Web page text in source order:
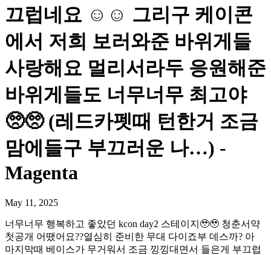
끄럽네요 ☺️☺️ 그리구 케이콘
에서 저희 보러와준 바위게들
사랑해요 멀리서라두 응원해준
바위게들도 너무너무 최고야
🥺🥺 (레드카펫때 턴한거 조금
맘에들구 부끄러운 나…) -
Magenta
May 11, 2025
너무너무 행복하고 좋았던 kcon day2 스테이지🥹🥹 청춘서약
첫공개 어땠어요??열심히 준비한 무대 다이죠부 데스까? 아
마지막때 베이스가 무거워서 조금 낑낑대면서 들은게 부끄럽